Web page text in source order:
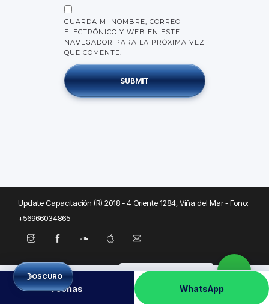
GUARDA MI NOMBRE, CORREO
ELECTRÓNICO Y WEB EN ESTE
NAVEGADOR PARA LA PRÓXIMA VEZ
QUE COMENTE.
Update Capacitación (R) 2018 - 4 Oriente 1284, Viña del Mar - Fono:
+56966034865
Necesitas ayuda?
en línea
☽OSCURO
Fechas WhatsApp